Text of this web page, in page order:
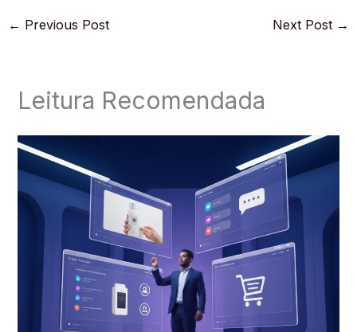
← Previous Post Next Post →
Leitura Recomendada